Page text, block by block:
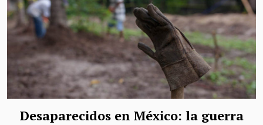
Desaparecidos en México: la guerra